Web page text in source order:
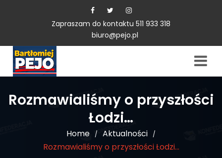
Zapraszam do kontaktu 511 933 318
biuro@pejo.pl
Rozmawialiśmy o przyszłości
Łodzi…
Home / Aktualności /
Rozmawialiśmy o przyszłości Łodzi…